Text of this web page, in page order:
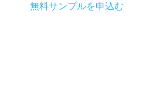
無料サンプルを申込む